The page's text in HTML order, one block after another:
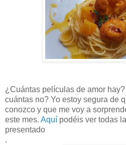
¿Cuántas películas de amor
cuántas no? Yo estoy segura de
conozco y que me voy a
este mes. Aquí podéis ver todas
presentado
.